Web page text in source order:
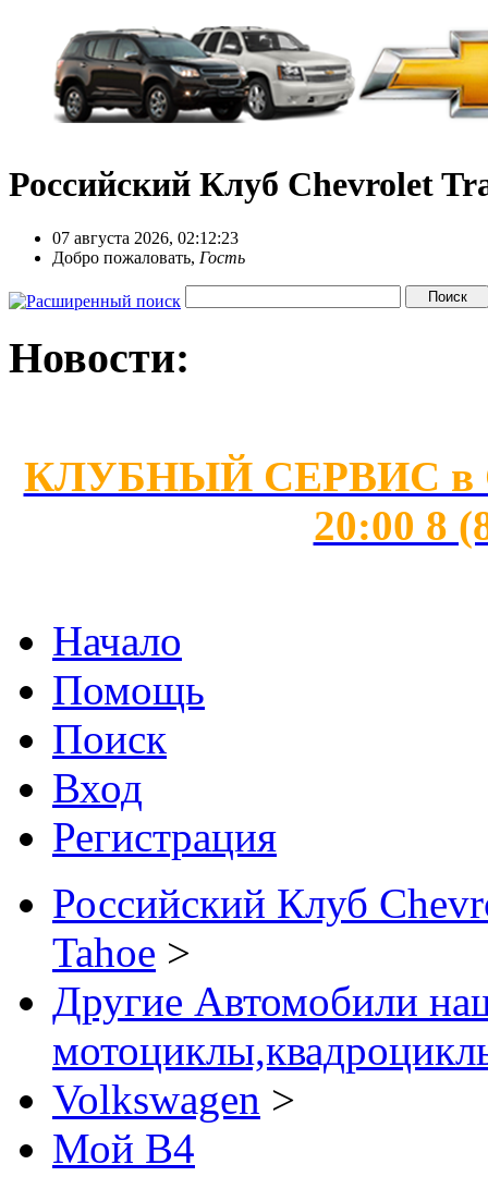
Российский Клуб Chevrolet
07 августа 2026, 02:12:23
Добро пожаловать, Гость
Новости:
КЛУБНЫЙ СЕРВИС в
20:00 8
Начало
Помощь
Поиск
Вход
Регистрация
Российский Клуб
Tahoe >
Другие Автомобили
Volkswagen >
Мой B4